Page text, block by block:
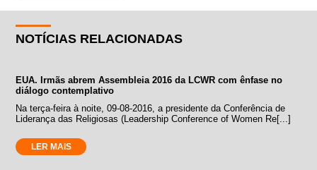
NOTÍCIAS RELACIONADAS
EUA. Irmãs abrem Assembleia 2016 da LCWR com ênfase no
diálogo contemplativo
Na terça-feira à noite, 09-08-2016, a presidente da Conferência de
Liderança das Religiosas (Leadership Conference of Women Re[...]
LER MAIS